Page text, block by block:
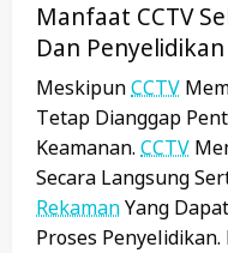
Manfaat CCTV
Dan Penyelidikan
MeskipunCCTV
Tetap Dianggap
Keamanan. CCTV
Secara Langsung
RekamanYang
Proses